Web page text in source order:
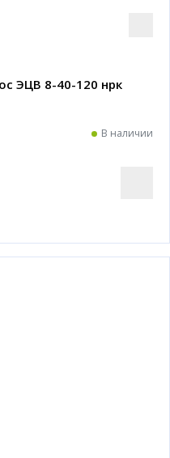
ЭЦВ 8-40-120 нрк
В наличии